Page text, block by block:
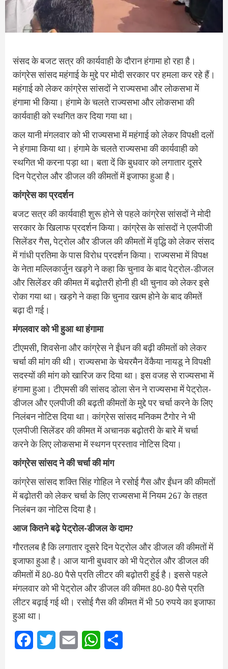
संसद के बजट सत्र की कार्यवाही के दौरान हंगामा हो रहा है।
कांग्रेस सांसद महंगाई के मुद्दे पर मोदी सरकार पर हमला कर रहे हैं।
महंगाई को लेकर कांग्रेस सांसदों ने राज्यसभा और लोकसभा में
हंगामा भी किया। हंगामे के चलते राज्यसभा और लोकसभा की
कार्यवाही को स्थगित कर दिया गया था।
कल यानी मंगलवार को भी राज्यसभा में महंगाई को लेकर विपक्षी दलों
ने हंगामा किया था। हंगामे के चलते राज्यसभा की कार्यवाही को
स्थगित भी करना पड़ा था। बता दें कि बुधवार को लगातार दूसरे
दिन पेट्रोल और डीजल की कीमतों में इजाफा हुआ है।
कांग्रेस का प्रदर्शन
बजट सत्र की कार्यवाही शुरू होने से पहले कांग्रेस सांसदों ने मोदी
सरकार के खिलाफ प्रदर्शन किया। कांग्रेस के सांसदों ने एलपीजी
सिलेंडर गैस, पेट्रोल और डीजल की कीमतों में वृद्धि को लेकर संसद
में गांधी प्रतिमा के पास विरोध प्रदर्शन किया। राज्यसभा में विपक्ष
के नेता मल्लिकार्जुन खड़गे ने कहा कि चुनाव के बाद पेट्रोल-डीजल
और सिलेंडर की कीमत में बढ़ोतरी होनी ही थी चुनाव को लेकर इसे
रोका गया था। खड़गे ने कहा कि चुनाव खत्म होने के बाद कीमतें
बढ़ा दी गई।
मंगलवार को भी हुआ था हंगामा
टीएमसी, शिवसेना और कांग्रेस ने ईंधन की बढ़ी कीमतों को लेकर
चर्चा की मांग की थी। राज्यसभा के चेयरमैन वेंकैया नायडू ने विपक्षी
सदस्यों की मांग को खारिज कर दिया था। इस वजह से राज्यसभा में
हंगामा हुआ। टीएमसी की सांसद डोला सेन ने राज्यसभा में पेट्रोल-
डीजल और एलपीजी की बढ़ती कीमतों के मुद्दे पर चर्चा करने के लिए
निलंबन नोटिस दिया था। कांग्रेस सांसद मनिकम टैगोर ने भी
एलपीजी सिलेंडर की कीमत में अचानक बढ़ोतरी के बारे में चर्चा
करने के लिए लोकसभा में स्थगन प्रस्ताव नोटिस दिया।
कांग्रेस सांसद ने की चर्चा की मांग
कांग्रेस सांसद शक्ति सिंह गोहिल ने रसोई गैस और ईंधन की कीमतों
में बढ़ोतरी को लेकर चर्चा के लिए राज्यसभा में नियम 267 के तहत
निलंबन का नोटिस दिया है।
आज कितने बढ़े पेट्रोल-डीजल के दाम?
गौरतलब है कि लगातार दूसरे दिन पेट्रोल और डीजल की कीमतों में
इजाफा हुआ है। आज यानी बुधवार को भी पेट्रोल और डीजल की
कीमतों में 80-80 पैसे प्रति लीटर की बढ़ोतरी हुई है। इससे पहले
मंगलवार को भी पेट्रोल और डीजल की कीमत 80-80 पैसे प्रति
लीटर बढ़ाई गई थी। रसोई गैस की कीमत में भी 50 रुपये का इजाफा
हुआ था।
FacebookTwitter Email WhatsApp